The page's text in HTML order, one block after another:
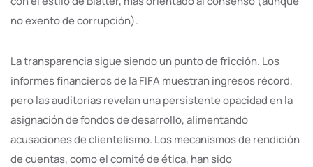
no exento de corrupción).
La transparencia sigue siendo un punto de fricción. Los
informes financieros de la FIFA muestran ingresos récord,
pero las auditorías revelan una persistente opacidad en la
asignación de fondos de desarrollo, alimentando
acusaciones de clientelismo. Los mecanismos de rendición
de cuentas, como el comité de ética, han sido